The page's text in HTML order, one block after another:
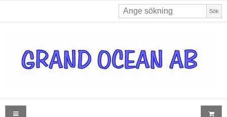
Sök